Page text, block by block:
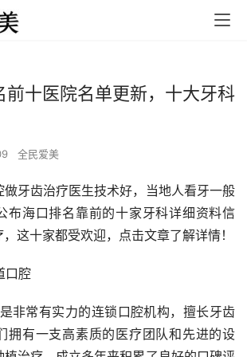
前十医院名单更新，十大牙科
全民爱美
做牙齿治疗医生技术好，当地人看牙一般
布海口排名靠前的十家牙科详细资料信
这十家都受欢迎，点击文章了解详情！
口腔
拥有一支高素质的医疗团队和先进的设